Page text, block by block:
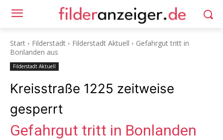
Start Filderstadt Filderstadt Aktuell
Gefahrgut tritt in
Bonlanden aus
Filderstadt Aktuell
Kreisstraße 1225 zeitweise
gesperrt
Gefahrgut tritt in Bonlanden